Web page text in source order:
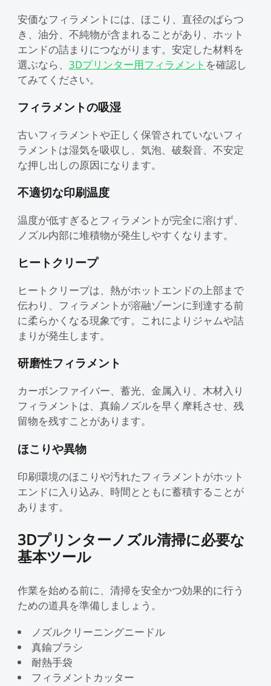
安価なフィラメントには、ほこり、直径のばらつ
き、油分、不純物が含まれることがあり、ホット
エンドの詰まりにつながります。安定した材料を
選ぶなら、 3Dプリンター用フィラメント を確認し
てみてください。
フィラメントの吸湿
古いフィラメントや正しく保管されていないフィ
ラメントは湿気を吸収し、気泡、破裂音、不安定
な押し出しの原因になります。
不適切な印刷温度
温度が低すぎるとフィラメントが完全に溶けず、
ノズル内部に堆積物が発生しやすくなります。
ヒートクリープ
ヒートクリープは、熱がホットエンドの上部まで
伝わり、フィラメントが溶融ゾーンに到達する前
に柔らかくなる現象です。これによりジャムや詰
まりが発生します。
研磨性フィラメント
カーボンファイバー、蓄光、金属入り、木材入り
フィラメントは、真鍮ノズルを早く摩耗させ、残
留物を残すことがあります。
ほこりや異物
印刷環境のほこりや汚れたフィラメントがホット
エンドに入り込み、時間とともに蓄積することが
あります。
3Dプリンターノズル清掃に必要な
基本ツール
作業を始める前に、清掃を安全かつ効果的に行う
ための道具を準備しましょう。
ノズルクリーニングニードル
真鍮ブラシ
耐熱手袋
フィラメントカッター